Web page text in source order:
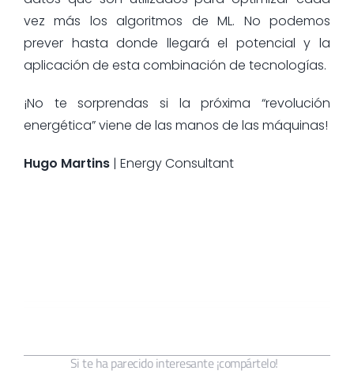
vez más los algoritmos de ML. No podemos
prever hasta donde llegará el potencial y la
aplicación de esta combinación de tecnologías.
¡No te sorprendas si la próxima “revolución
energética” viene de las manos de las máquinas!
Hugo Martins | Energy Consultant
Si te ha parecido interesante ¡compártelo!